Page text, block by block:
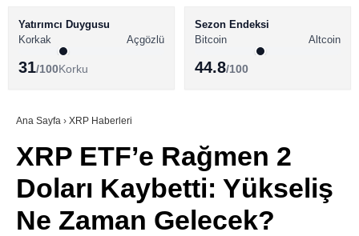
Youtube
TikTok
BİTCOİN HABERLERİ
ALTCOİN HABERLERİ
SÖZLÜK
Yatırımcı Duygusu
Korkak
Açgözlü
31/100Korku
Sezon Endeksi
Bitcoin
Altcoin
44.8/100
Ana Sayfa › XRP Haberleri
XRP ETF’e Rağmen 2
Doları Kaybetti: Yükseliş
Ne Zaman Gelecek?